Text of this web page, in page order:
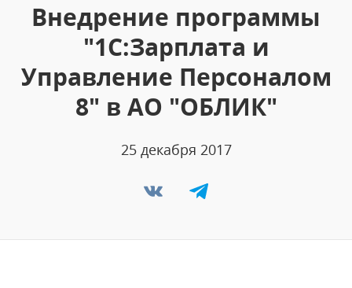
Внедрение программы
"1С:Зарплата и
Управление Персоналом
8" в АО "ОБЛИК"
25 декабря 2017